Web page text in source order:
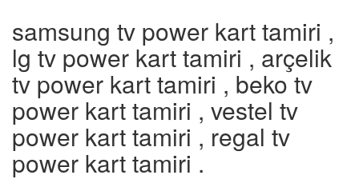
samsung tv power kart tamiri ,
lg tv power kart tamiri , arçelik
tv power kart tamiri , beko tv
power kart tamiri , vestel tv
power kart tamiri , regal tv
power kart tamiri .